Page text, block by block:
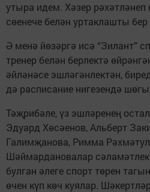
утыра идем. Хәзер рәхәтләнеп
сөенече белән уртаклашты
Ә менә йөзәргә исә “Зилант”
тренер белән берлектә
әйләнәсе эшләгәнлектән,
дә расписание нигезендә
Тәҗрибәле, үз эшләренең
Эдуард Хөсәенов, Альберт
Галимҗанова, Римма
Шәймардановалар
булган әлеге спорт төрен
өчен күп көч куялар.